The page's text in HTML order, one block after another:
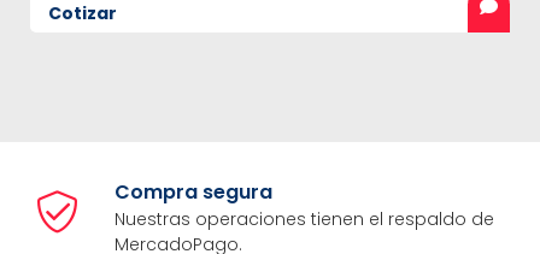
Cotizar
Compra segura
Nuestras operaciones tienen el respaldo de
MercadoPago.